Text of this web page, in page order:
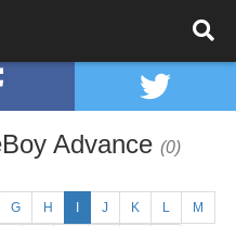
Advance (0)
G H J K L M